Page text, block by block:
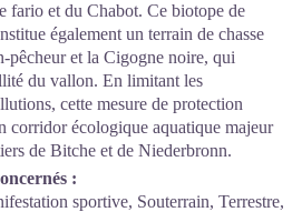
fario et du Chabot. Ce biotope de
également un terrain de chasse
et la Cigogne noire, qui
du vallon. En limitant les
cette mesure de protection
corridor écologique aquatique majeur
de Bitche et de Niederbronn.
:
sportive, Souterrain, Terrestre,